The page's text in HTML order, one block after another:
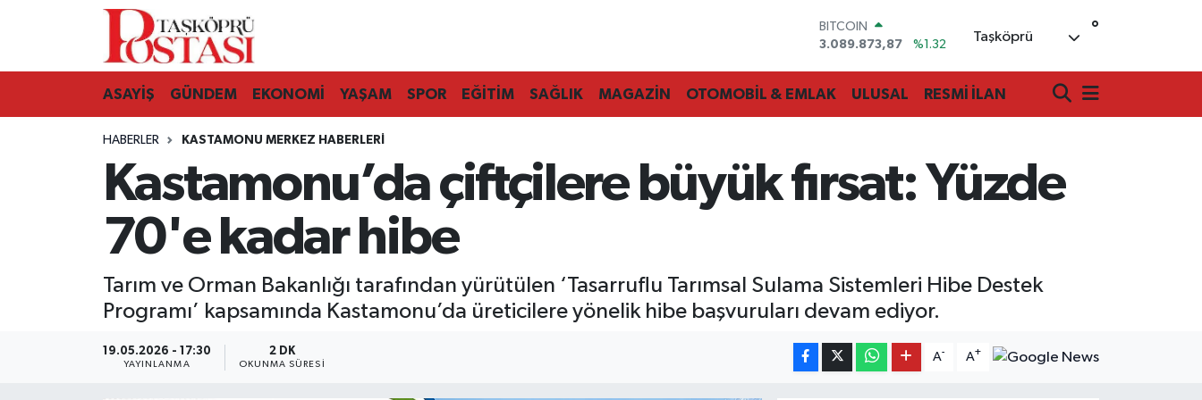
DOLAR
47,5894
%0.08
STERLİN
64,1581
%0.16
13.703
%11
Taşköprü °
ASAYİŞ GÜNDEM EKONOMİ YAŞAM SPOR EĞİTİM SAĞLIK MAGAZİN OTOMOBİL & EMLAK ULUSAL RESMİ İLAN
HABERLER KASTAMONU MERKEZ HABERLERI
Kastamonu’da çiftçilere büyük fırsat: Yüzde
70'e kadar hibe
Tarım ve Orman Bakanlığı tarafından yürütülen ‘Tasarruflu Tarımsal Sulama Sistemleri Hibe Destek
Programı’ kapsamında Kastamonu’da üreticilere yönelik hibe başvuruları devam ediyor.
19.05.2026 - 17:30
YAYINLANMA
2 DK
OKUNMA SÜRESI
A- A+
Kastamonu Vefat Edenler
Araç Haberleri
Azdavay Haberleri
Bozkurt Haberleri